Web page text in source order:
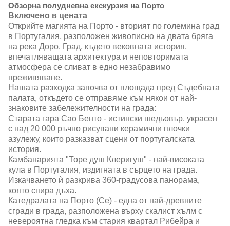
Обзорна полудневна екскурзия на Порто
Включено в цената
Открийте магията на Порто - вторият по големина град
в Португалия, разположен живописно на двата бряга
на река Доро. Град, където вековната история,
впечатляващата архитектура и неповторимата
атмосфера се сливат в едно незабравимо
преживяване.
Нашата разходка започва от площада пред Съдебната
палата, откъдето се отправяме към някои от най-
знаковите забележителности на града:
Старата гара Сао Бенто - истински шедьовър, украсен
с над 20 000 ръчно рисувани керамични плочки
азулежу, които разказват сцени от португалската
история.
Камбанарията "Торе душ Клеригуш" - най-високата
кула в Португалия, издигната в сърцето на града.
Изкачването ѝ разкрива 360-градусова панорама,
която спира дъха.
Катедралата на Порто (Се) - една от най-древните
сгради в града, разположена върху скалист хълм с
невероятна гледка към стария квартал Рибейра и